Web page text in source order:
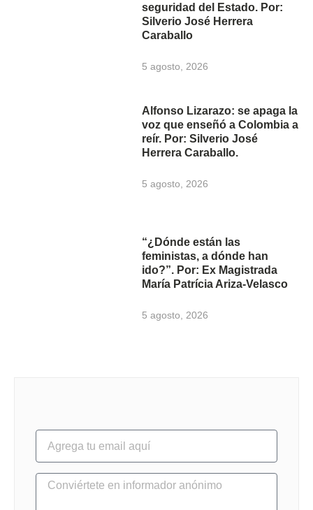
seguridad del Estado. Por:
Silverio José Herrera
Caraballo
5 agosto, 2026
Alfonso Lizarazo: se apaga la
voz que enseñó a Colombia a
reír. Por: Silverio José
Herrera Caraballo.
5 agosto, 2026
“¿Dónde están las
feministas, a dónde han
ido?”. Por: Ex Magistrada
María Patrícia Ariza-Velasco
5 agosto, 2026